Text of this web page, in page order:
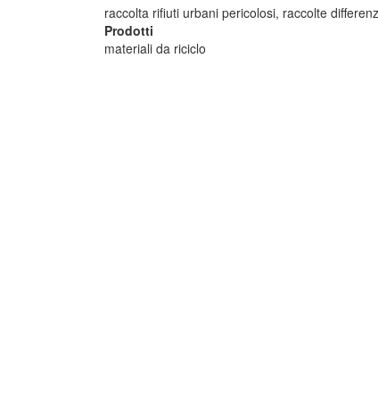
raccolta rifiuti urbani pericolosi, raccolte
Prodotti
materiali da riciclo